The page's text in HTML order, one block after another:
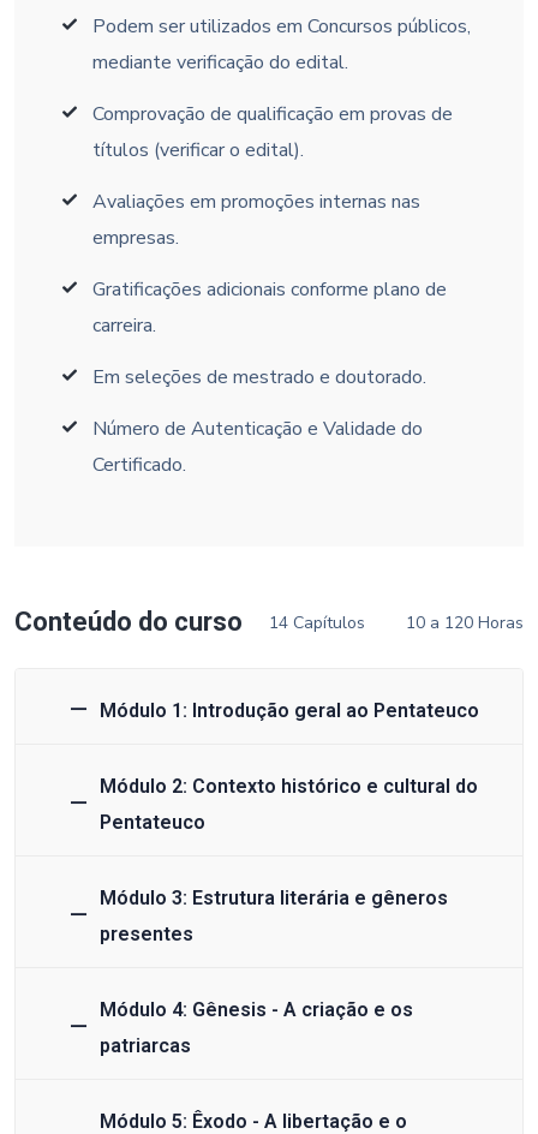
Podem ser utilizados em Concursos públicos,
mediante verificação do edital.
Comprovação de qualificação em provas de
títulos (verificar o edital).
Avaliações em promoções internas nas
empresas.
Gratificações adicionais conforme plano de
carreira.
Em seleções de mestrado e doutorado.
Número de Autenticação e Validade do
Certificado.
Conteúdo do curso 14 Capítulos 10 a 120 Horas
Módulo 1: Introdução geral ao Pentateuco
Módulo 2: Contexto histórico e cultural do
Pentateuco
Módulo 3: Estrutura literária e gêneros
presentes
Módulo 4: Gênesis - A criação e os
patriarcas
Módulo 5: Êxodo - A libertação e o